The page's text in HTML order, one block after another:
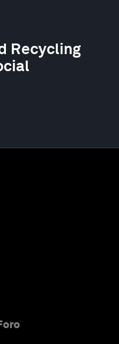
Recycling